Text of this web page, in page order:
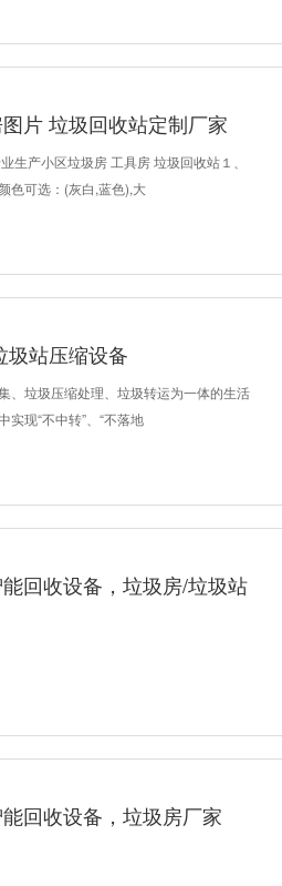
片 垃圾回收站定制厂家
生产小区垃圾房 工具房 垃圾回收站１、
色可选：(灰白,蓝色),大
圾站压缩设备
、垃圾压缩处理、垃圾转运为一体的生活
现“不中转”、“不落地
回收设备，垃圾房/垃圾站
回收设备，垃圾房厂家